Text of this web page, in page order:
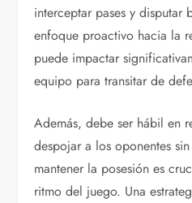
interceptar pases y disputar
enfoque proactivo hacia la
puede impactar
equipo para transitar de
Además, debe ser hábil en
despojar a los oponentes
mantener la posesión es
ritmo del juego. Una